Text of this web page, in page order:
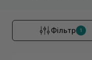
Фільтр 1